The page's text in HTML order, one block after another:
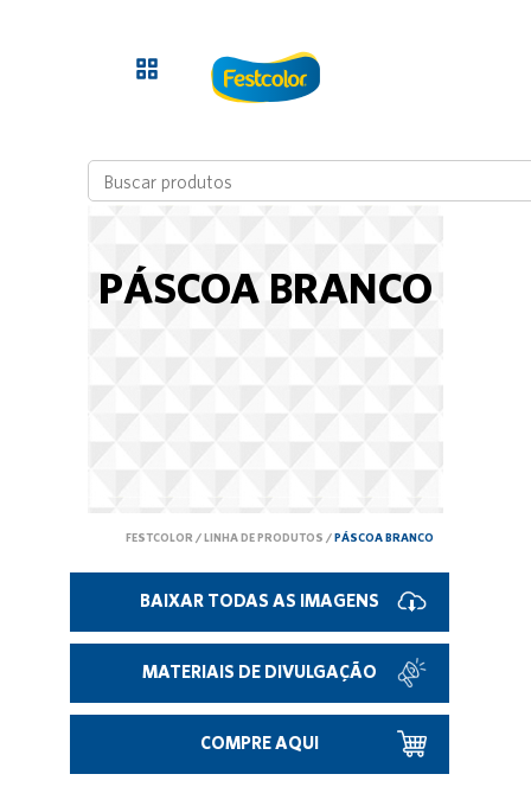
PÁSCOA BRANCO
FESTCOLOR /LINHA DE PRODUTOS /PÁSCOA BRANCO
BAIXAR TODAS AS IMAGENS
MATERIAIS DE DIVULGAÇÃO
COMPRE AQUI